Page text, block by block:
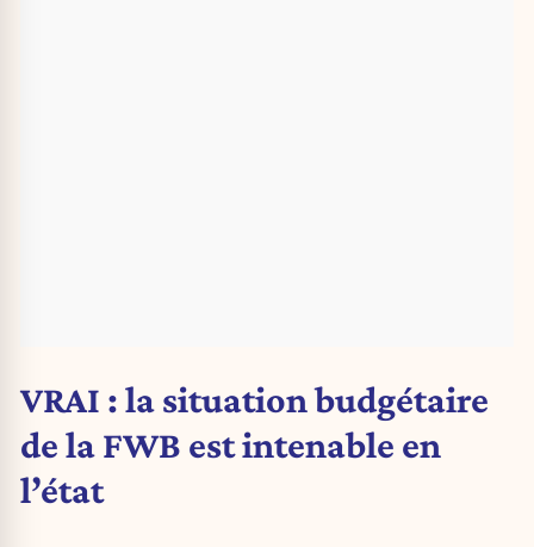
VRAI : la situation budgétaire
de la FWB est intenable en
l’état